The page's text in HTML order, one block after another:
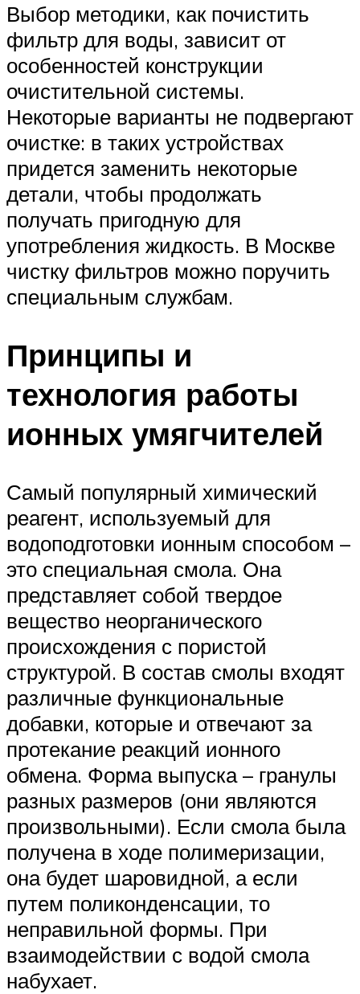
Выбор методики, как почистить
фильтр для воды, зависит от
особенностей конструкции
очистительной системы.
Некоторые варианты не подвергают
очистке: в таких устройствах
придется заменить некоторые
детали, чтобы продолжать
получать пригодную для
употребления жидкость. В Москве
чистку фильтров можно поручить
специальным службам.
Принципы и
технология работы
ионных умягчителей
Самый популярный химический
реагент, используемый для
водоподготовки ионным способом –
это специальная смола. Она
представляет собой твердое
вещество неорганического
происхождения с пористой
структурой. В состав смолы входят
различные функциональные
добавки, которые и отвечают за
протекание реакций ионного
обмена. Форма выпуска – гранулы
разных размеров (они являются
произвольными). Если смола была
получена в ходе полимеризации,
она будет шаровидной, а если
путем поликонденсации, то
неправильной формы. При
взаимодействии с водой смола
набухает.